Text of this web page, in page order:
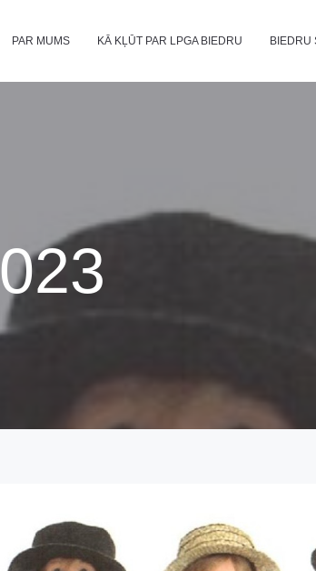
PAR MUMS KĀ KĻŪT PAR LPGA BIEDRU BIEDRU